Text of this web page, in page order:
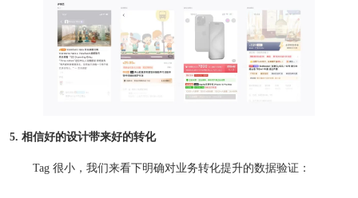
5. 相信好的设计带来好的转化
Tag 很小，我们来看下明确对业务转化提升的数据验证：